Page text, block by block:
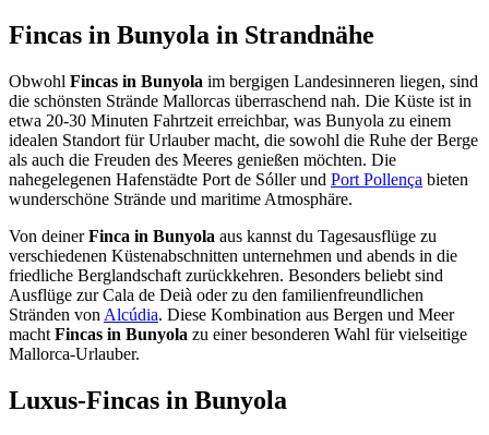
Fincas in Bunyola in Strandnähe
Obwohl Fincas in Bunyola im bergigen Landesinneren liegen, sind
die schönsten Strände Mallorcas überraschend nah. Die Küste ist in
etwa 20-30 Minuten Fahrtzeit erreichbar, was Bunyola zu einem
idealen Standort für Urlauber macht, die sowohl die Ruhe der Berge
als auch die Freuden des Meeres genießen möchten. Die
nahegelegenen Hafenstädte Port de Sóller und Port Pollença bieten
wunderschöne Strände und maritime Atmosphäre.
Von deinerFinca in Bunyola aus kannst du Tagesausflüge zu
verschiedenen Küstenabschnitten unternehmen und abends in die
friedliche Berglandschaft zurückkehren. Besonders beliebt sind
Ausflüge zur Cala de Deià oder zu den familienfreundlichen
Stränden von Alcúdia. Diese Kombination aus Bergen und Meer
macht Fincas in Bunyola zu einer besonderen Wahl für vielseitige
Mallorca-Urlauber.
Luxus-Fincas in Bunyola